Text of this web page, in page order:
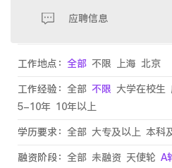
应聘信息
工作地点： 全部 不限 上海 北京
工作经验： 全部 不限 大学在校生
5-10年 10年以上
学历要求： 全部 大专及以上 本科
融资阶段： 全部 未融资 天使轮 A